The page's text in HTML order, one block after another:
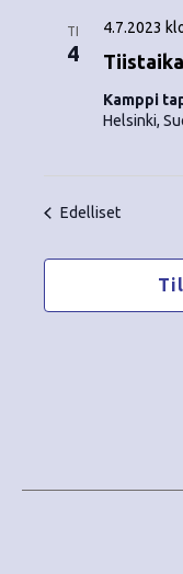
TI
4
4.7.2023
Kamppi
Helsinki,
Edelliset